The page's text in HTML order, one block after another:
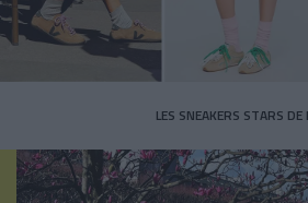
LES SNEAKERS STARS DE